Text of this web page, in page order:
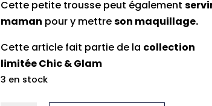
Cette petite trousse peut également
maman pour y mettreson maquillage.
Cette article fait partie de la collection
limitée Chic & Glam
3 en stock